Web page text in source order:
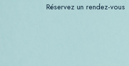
Réservez un rendez-vous